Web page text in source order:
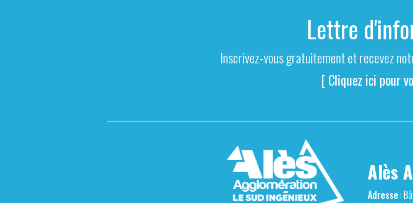
Lettre
Inscrivez-vous gratuitement et recevez
[ Cliquez ici pour
Alès
Adresse: